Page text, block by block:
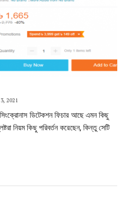
2021
ডিটেকশন ফিচার আছে এমন কিছু
নিয়ম কিছু পরিবর্তন করেছেন, কিন্তু সেটি